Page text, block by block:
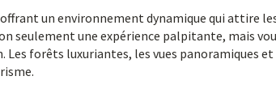
un environnement dynamique qui attire
seulement une expérience palpitante, mais
forêts luxuriantes, les vues panoramiques et